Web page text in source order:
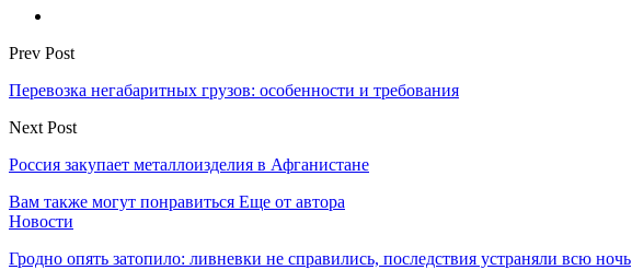
Prev Post
Перевозка негабаритных грузов: особенности и требования
Next Post
Россия закупает металлоизделия в Афганистане
Вам также могут понравиться Еще от автора
Новости
Гродно опять затопило: ливневки не справились, последствия устраняли всю ночь